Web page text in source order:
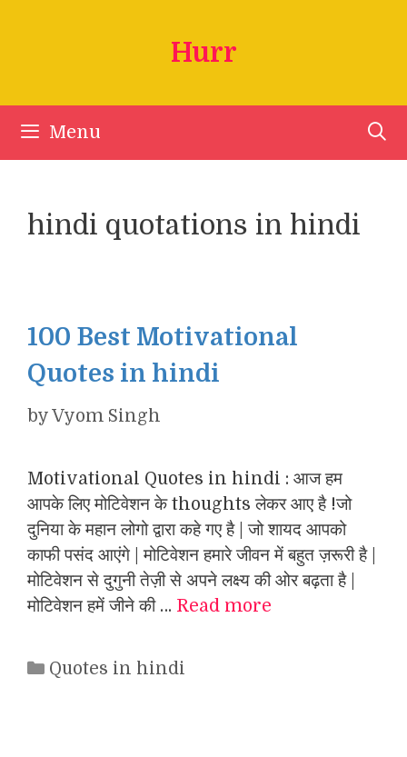
Hurr
Menu
hindi quotations in hindi
100 Best Motivational
Quotes in hindi
byVyom Singh
Motivational Quotes in hindi : आज हम
आपके लिए मोटिवेशन के thoughts लेकर आए है !जो
दुनिया के महान लोगो द्वारा कहे गए है | जो शायद आपको
काफी पसंद आएंगे | मोटिवेशन हमारे जीवन में बहुत ज़रूरी है |
मोटिवेशन से दुगुनी तेज़ी से अपने लक्ष्य की ओर बढ़ता है |
मोटिवेशन हमें जीने की … Read more
Categories
Quotes in hindi